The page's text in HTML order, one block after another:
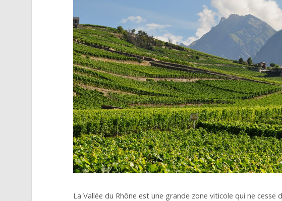
La Vallée du Rhône est une grande zone viticole qui ne cesse